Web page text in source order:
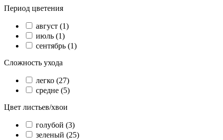
Период цветения
август (1)
июль (1)
сентябрь (1)
Сложность ухода
легко (27)
средне (5)
Цвет листьев/хвои
голубой (3)
зеленый (25)